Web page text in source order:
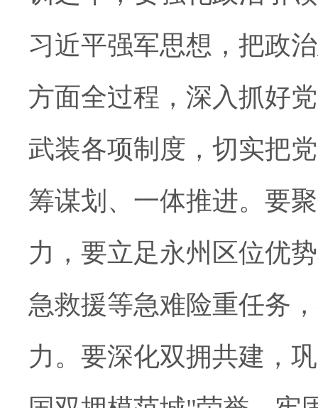
习近平强军思想，把政
方面全过程，深入抓好
武装各项制度，切实把
筹谋划、一体推进。要
力，要立足永州区位优
急救援等急难险重任务
力。要深化双拥共建，